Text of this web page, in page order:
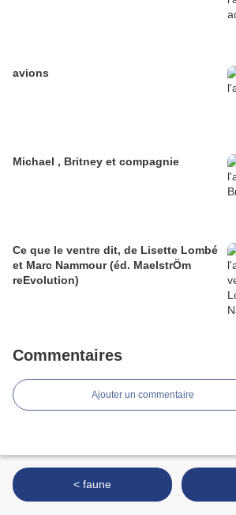
avions
Michael , Britney et compagnie
Ce que le ventre dit, de Lisette Lombé
et Marc Nammour (éd. MaelstrÖm
reEvolution)
Commentaires
Ajouter un commentaire
< faune